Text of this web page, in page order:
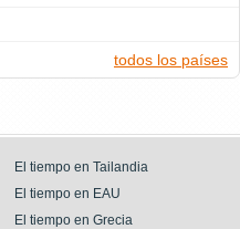
todos los países
El tiempo en Tailandia
El tiempo en EAU
El tiempo en Grecia